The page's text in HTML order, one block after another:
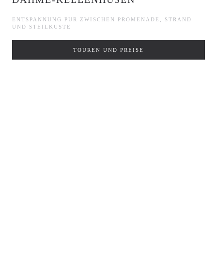
ENTSPANNUNG PUR ZWISCHEN PROMENADE, STRAND
UND STEILKÜSTE
TOUREN UND PREISE